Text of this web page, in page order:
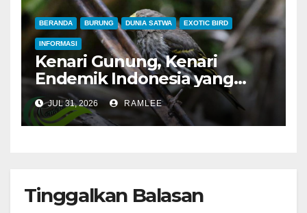
BERANDA BURUNG DUNIA SATWA EXOTIC BIRD
INFORMASI
Kenari Gunung, Kenari
Endemik Indonesia yang
Sangat Sulit Dipelihara
JUL 31, 2026 RAMLEE
Tinggalkan Balasan